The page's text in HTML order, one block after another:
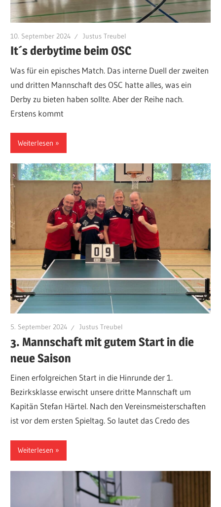
10. September 2024 Justus Treubel
It´s derbytime beim OSC
Was für ein episches Match. Das interne Duell der zweiten
und dritten Mannschaft des OSC hatte alles, was ein
Derby zu bieten haben sollte. Aber der Reihe nach.
Erstens kommt
Weiterlesen
5. September 2024 Justus Treubel
3. Mannschaft mit gutem Start in die
neue Saison
Einen erfolgreichen Start in die Hinrunde der 1.
Bezirksklasse erwischt unsere dritte Mannschaft um
Kapitän Stefan Härtel. Nach den Vereinsmeisterschaften
ist vor dem ersten Spieltag. So lautet das Credo des
Weiterlesen